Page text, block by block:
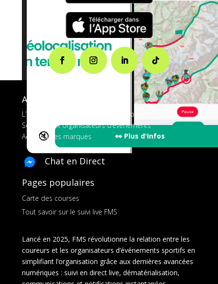
🔇 👀 Plus d'Infos
A propos de FMS
L’application tout-en-un pour les coureurs
Services aux organisateurs d’événements
Ads pour les marques
Chat en Direct
Pages populaires
Carte des courses
Tout savoir sur le suivi live FMS
Lancé en 2025, FMS révolutionne la relation entre les
coureurs et les organisateurs d’événements sportifs en
simplifiant l’organisation grâce aux dernières avancées
numériques : suivi en direct live, dématérialisation,